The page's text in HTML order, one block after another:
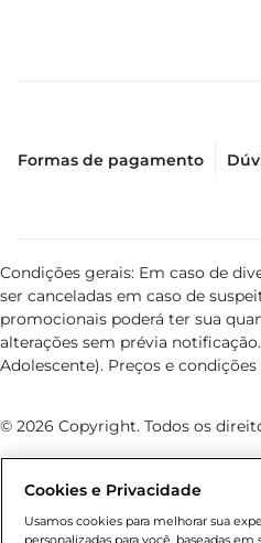
Formas de pagamento
Condições gerais: Em caso de
ser canceladas em caso de
promocionais poderá ter sua
alterações sem prévia
Adolescente). Preços e
© 2026 Copyright. Todos os
Cookies e Privacidade
Usamos cookies para melhorar sua
personalizadas para você, baseadas